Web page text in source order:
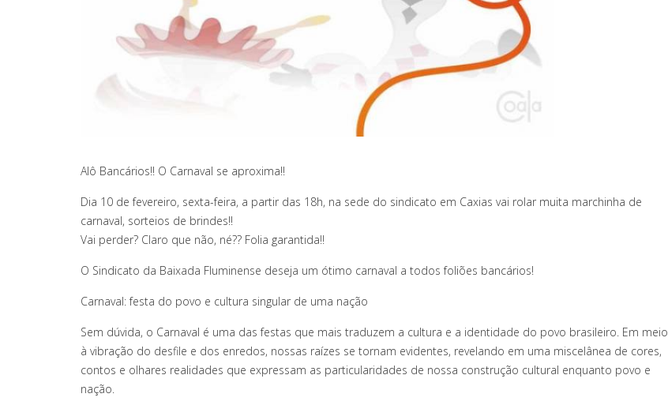
Alô Bancários!! O Carnaval se aproxima!!
Dia 10 de fevereiro, sexta-feira, a partir das 18h, na sede do sindicato em Caxias vai rolar muita marchinha de
carnaval, sorteios de brindes!!
Vai perder? Claro que não, né?? Folia garantida!!
O Sindicato da Baixada Fluminense deseja um ótimo carnaval a todos foliões bancários!
Carnaval: festa do povo e cultura singular de uma nação
Sem dúvida, o Carnaval é uma das festas que mais traduzem a cultura e a identidade do povo brasileiro. Em meio
à vibração do desfile e dos enredos, nossas raízes se tornam evidentes, revelando em uma miscelânea de cores,
contos e olhares realidades que expressam as particularidades de nossa construção cultural enquanto povo e
nação.